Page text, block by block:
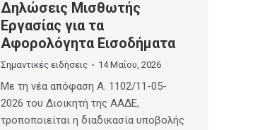
Δηλώσεις Μισθωτής
Εργασίας για τα
Αφορολόγητα Εισοδήματα
Σημαντικές ειδήσεις 14 Μαΐου, 2026
Με τη νέα απόφαση Α. 1102/11-05-
2026 του Διοικητή της ΑΑΔΕ,
τροποποιείται η διαδικασία υποβολής